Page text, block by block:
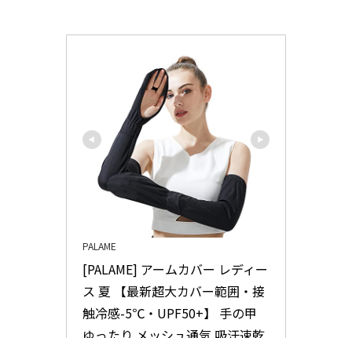
PALAME
[PALAME] アームカバー レディー
ス 夏 【最新超大カバー範囲・接
触冷感-5℃・UPF50+】 手の甲